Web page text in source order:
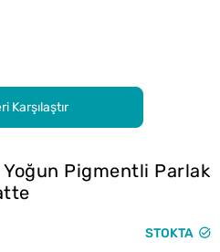
Karşılaştır
Pigmentli Parlak
STOKTA